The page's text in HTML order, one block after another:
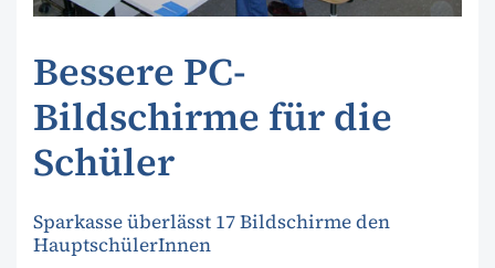
Bessere PC-
Bildschirme für die
Schüler
Sparkasse überlässt 17 Bildschirme den
HauptschülerInnen